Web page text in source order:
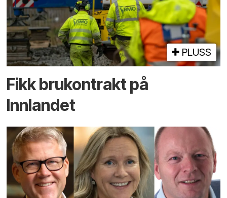
PLUSS
Fikk brukontrakt på
Innlandet